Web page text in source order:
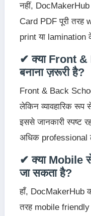
नहीं,
Card PDF पूरी तरह
print या lamination
✔ क्या Front
बनाना ज़रूरी है?
Front & Back
लेकिन व्यावहारिक रूप
इससे जानकारी स्पष्ट
अधिक professional
✔ क्या Mobile
जा सकता है?
हाँ, DocMakerHub
तरह mobile